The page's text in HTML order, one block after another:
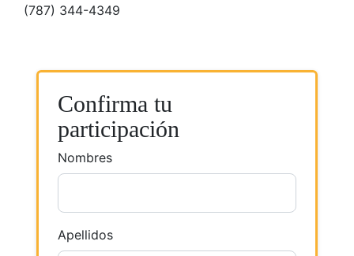
(787) 344-4349
Confirma tu
participación
Nombres
Apellidos